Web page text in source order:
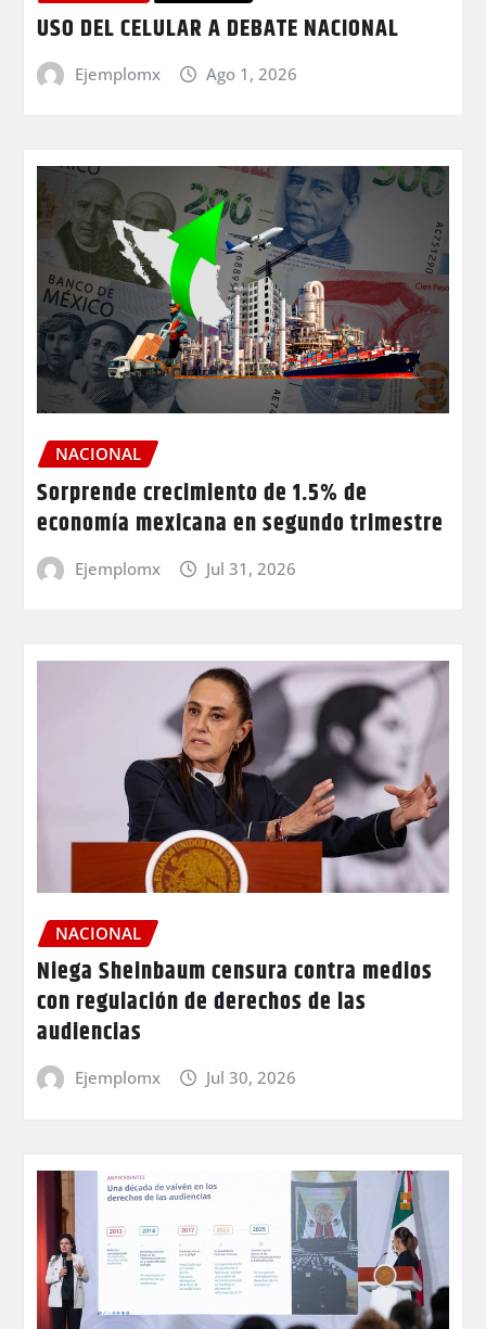
USO DEL CELULAR A DEBATE NACIONAL
Ejemplomx Ago 1, 2026
NACIONAL
Sorprende crecimiento de 1.5% de
economía mexicana en segundo trimestre
Ejemplomx Jul 31, 2026
NACIONAL
Niega Sheinbaum censura contra medios
con regulación de derechos de las
audiencias
Ejemplomx Jul 30, 2026